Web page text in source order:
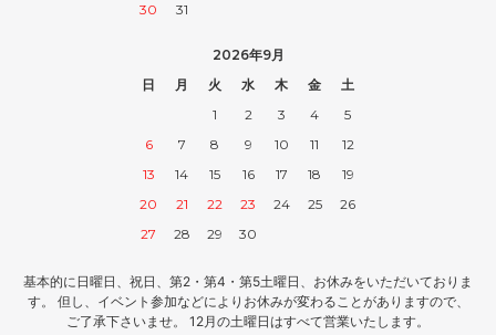
30
31
2026年9月
日
月 火 水 木 金
土
1
2 3 4
5
6
7 8 9 10 11
12
13
14 15 16 17 18
19
20
21 22 23 24 25
26
27
28 29 30
基本的に日曜日、祝日、第2・第4・第5土曜日、お休みをいただいておりま
す。 但し、イベント参加などによりお休みが変わることがありますので、
ご了承下さいませ。 12月の土曜日はすべて営業いたします。